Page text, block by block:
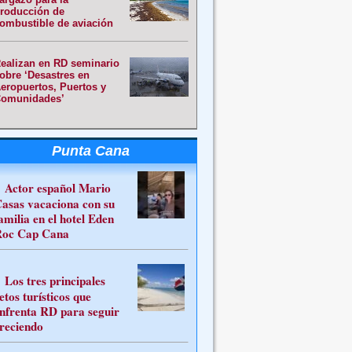
de
de aviación
en RD seminario
‘Desastres en
Puertos y
Punta Cana
Actor español Mario
vacaciona con su
en el hotel Eden
Cap Cana
Los tres principales
turísticos que
RD para seguir